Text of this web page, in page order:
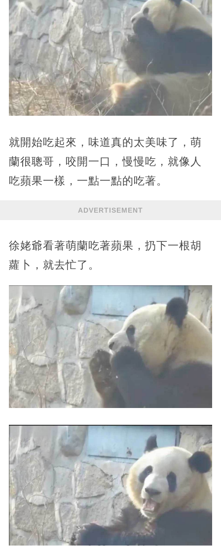
就開始吃起來，味道真的太美味了，萌
蘭很聰哥，咬開一口，慢慢吃，就像人
吃蘋果一樣，一點一點的吃著。
ADVERTISEMENT
徐姥爺看著萌蘭吃著蘋果，扔下一根胡
蘿卜，就去忙了。